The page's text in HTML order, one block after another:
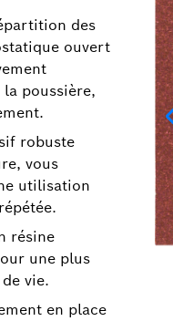
des
ouvert
la poussière,
robuste
vous
utilisation
résine
une plus
vie.
en place